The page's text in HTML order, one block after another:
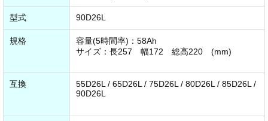
型式 90D26L
規格
容量(5時間率)：58Ah
サイズ：長257 幅172 総高220 (mm)
互換
55D26L / 65D26L / 75D26L / 80D26L / 85D26L /
90D26L